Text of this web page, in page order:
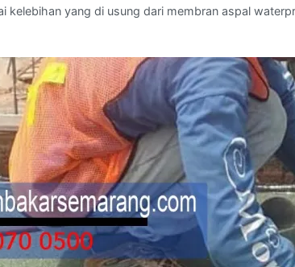
kelebihan yang di usung dari membran aspal